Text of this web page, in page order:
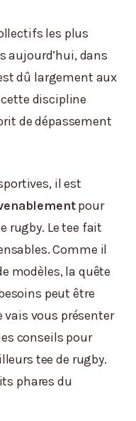
les plus
aujourd’hui, dans
dû largement aux
cette discipline
de dépassement
il est
pour
rugby. Le tee fait
Comme il
modèles, la quête
peut être
vous présenter
conseils pour
tee de rugby.
phares du